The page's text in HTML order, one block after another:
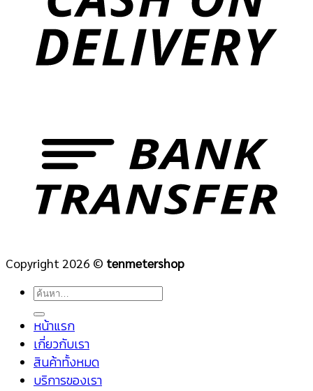
Copyright 2026 © tenmetershop
ค้นหา:
หน้าแรก
เกี่ยวกับเรา
สินค้าทั้งหมด
บริการของเรา